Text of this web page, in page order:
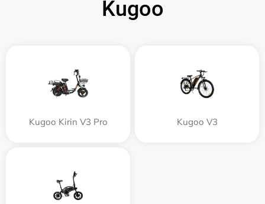
Kugoo
Kugoo Kirin V3 Pro Kugoo V3